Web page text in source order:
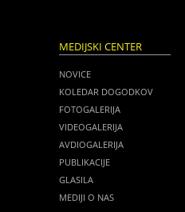
MEDIJSKI CENTER
NOVICE
KOLEDAR DOGODKOV
FOTOGALERIJA
VIDEOGALERIJA
AVDIOGALERIJA
PUBLIKACIJE
GLASILA
MEDIJI O NAS